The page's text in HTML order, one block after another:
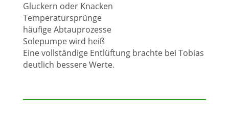
Gluckern oder Knacken
Temperatursprünge
häufige Abtauprozesse
Solepumpe wird heiß
Eine vollständige Entlüftung brachte bei Tobias
deutlich bessere Werte.